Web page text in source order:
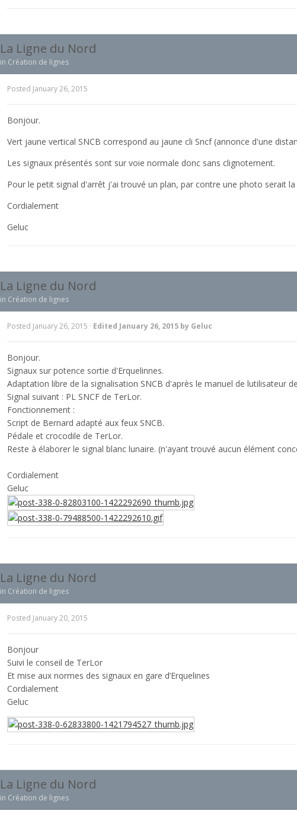
La Ligne du Nord
in Création de lignes
Posted January 26, 2015
Bonjour.
Vert jaune vertical SNCB correspond au jaune cli Sncf (annonce d'une
Les signaux présentés sont sur voie normale donc sans clignotement.
Pour le petit signal d'arrêt j'ai trouvé un plan, par contre une photo serait la
Cordialement
Geluc
La Ligne du Nord
in Création de lignes
Posted January 26, 2015 · Edited January 26, 2015 by Geluc
Bonjour.
Signaux sur potence sortie d'Erquelinnes.
Adaptation libre de la signalisation SNCB d'après le manuel de lutilisateur
Signal suivant : PL SNCF de TerLor.
Fonctionnement :
Script de Bernard adapté aux feux SNCB.
Pédale et crocodile de TerLor.
Reste à élaborer le signal blanc lunaire. (n'ayant trouvé aucun élément
Cordialement
Geluc
La Ligne du Nord
in Création de lignes
Posted January 20, 2015
Bonjour
Suivi le conseil de TerLor
Et mise aux normes des signaux en gare d’Erquelines
Cordialement
Geluc
La Ligne du Nord
in Création de lignes